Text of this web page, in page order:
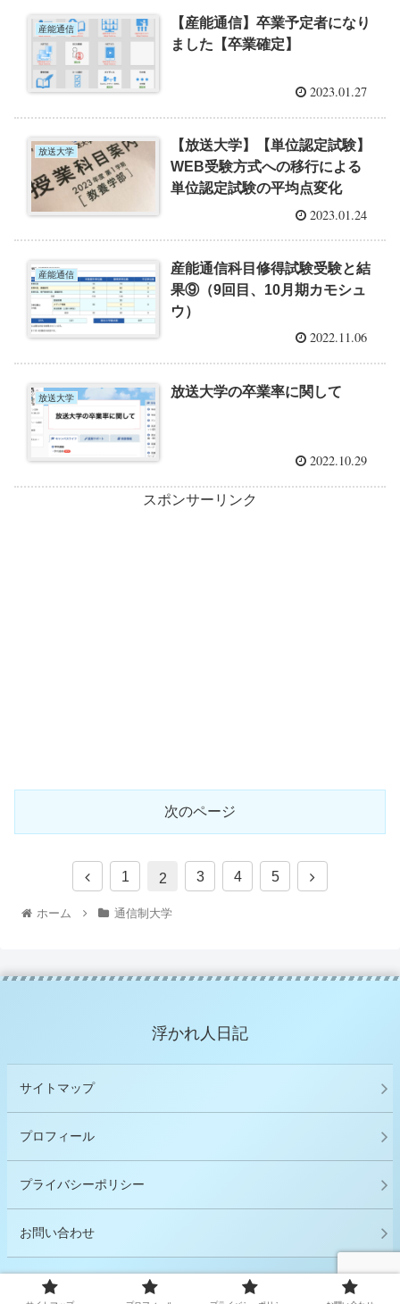
産能通信
【産能通信】卒業予定者になり
ました【卒業確定】
2023.01.27
放送大学
【放送大学】【単位認定試験】
WEB受験方式への移行による
単位認定試験の平均点変化
2023.01.24
産能通信
産能通信科目修得試験受験と結
果⑨（9回目、10月期カモシュ
ウ）
2022.11.06
放送大学 放送大学の卒業率に関して
2022.10.29
スポンサーリンク
次のページ
1 2 3 4 5
ホーム 通信制大学
浮かれ人日記
サイトマップ
プロフィール
プライバシーポリシー
お問い合わせ
© 2021 浮かれ人日記.